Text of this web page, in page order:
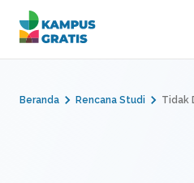
Langsung ke konten utama
Beranda Rencana Studi Tidak